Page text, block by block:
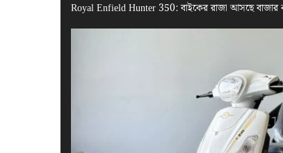
Royal Enfield Hunter 350: বাইকের রাজা আসছে